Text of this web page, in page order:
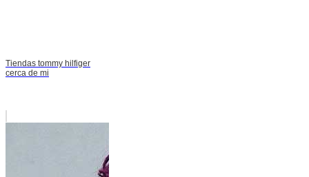
Tiendas tommy hilfiger
cerca de mi